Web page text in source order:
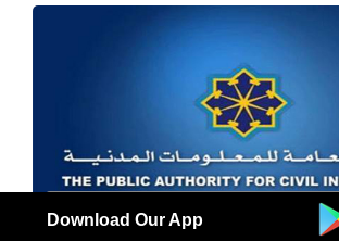
الهيئة العامة للمعلومات المدنيةDownload Our App